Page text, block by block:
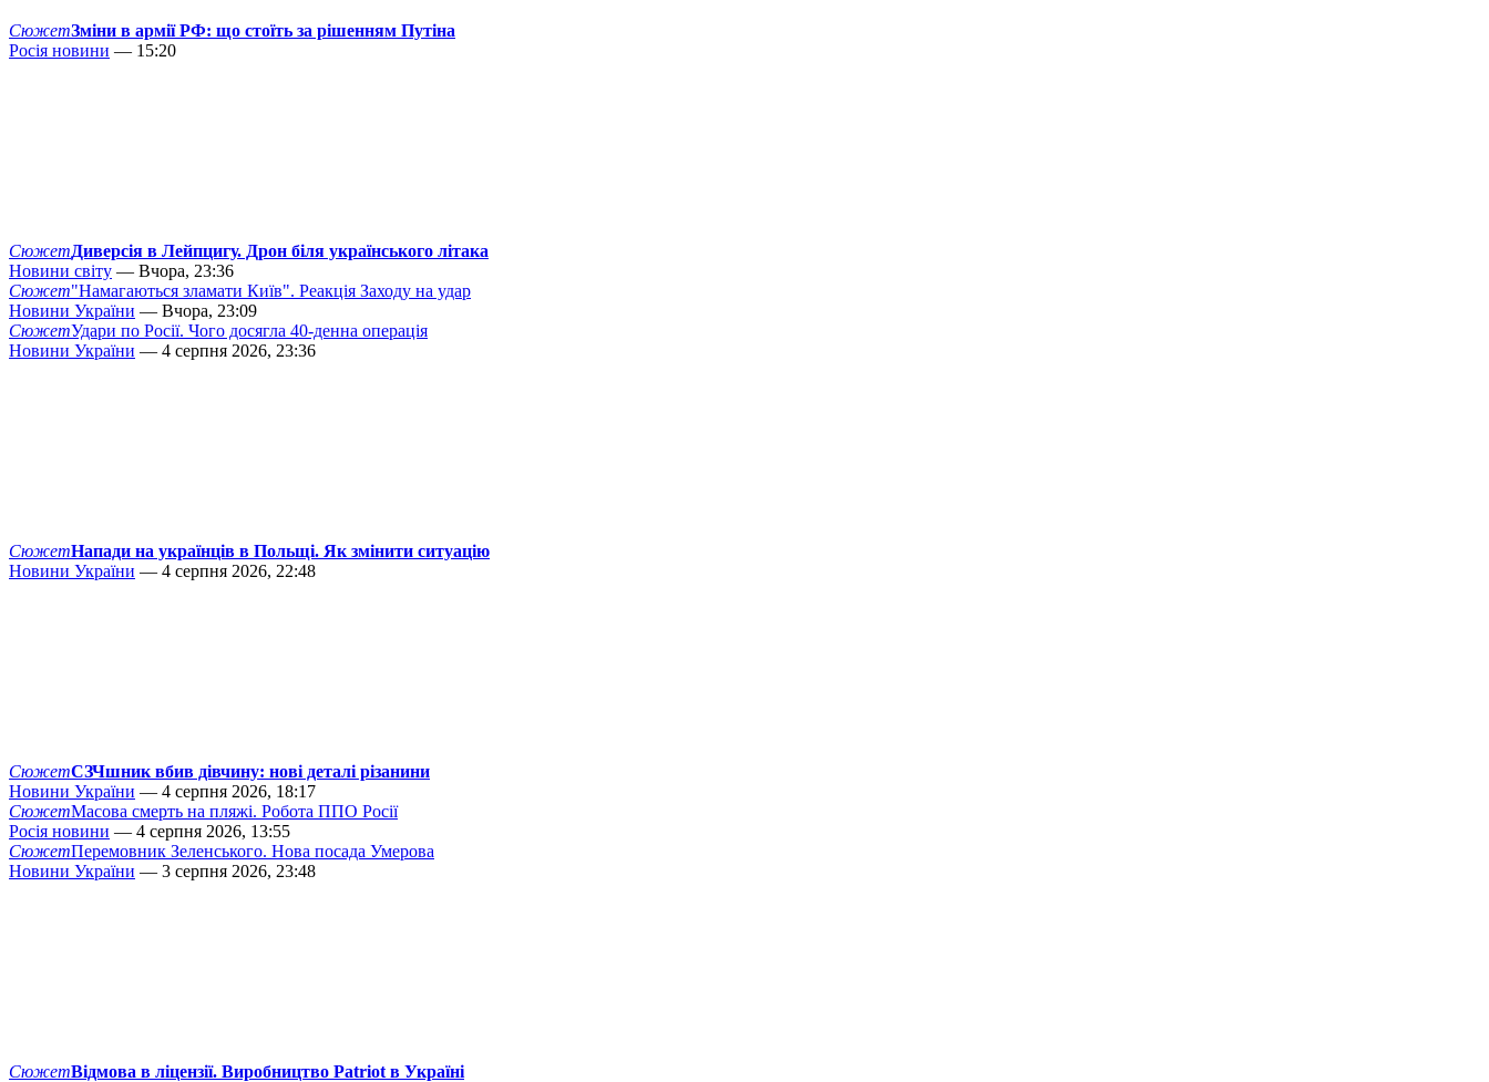
СюжетЗміни в армії РФ: що стоїть за рішенням Путіна
Росія новини — 15:20
СюжетДиверсія в Лейпцигу. Дрон біля українського літака
Новини світу — Вчора, 23:36
Сюжет"Намагаються зламати Київ". Реакція Заходу на удар
Новини України — Вчора, 23:09
СюжетУдари по Росії. Чого досягла 40-денна операція
Новини України — 4 серпня 2026, 23:36
СюжетНапади на українців в Польщі. Як змінити ситуацію
Новини України — 4 серпня 2026, 22:48
СюжетСЗЧшник вбив дівчину: нові деталі різанини
Новини України — 4 серпня 2026, 18:17
СюжетМасова смерть на пляжі. Робота ППО Росії
Росія новини — 4 серпня 2026, 13:55
СюжетПеремовник Зеленського. Нова посада Умерова
Новини України — 3 серпня 2026, 23:48
СюжетВідмова в ліцензії. Виробництво Patriot в Україні